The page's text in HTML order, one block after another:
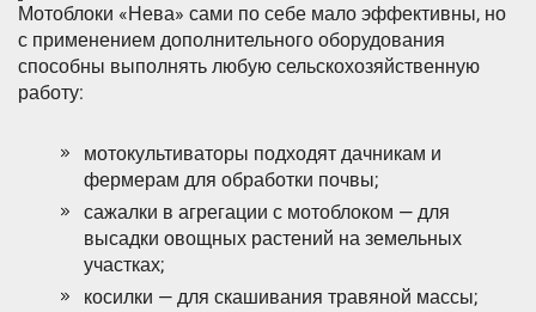
Мотоблоки «Нева» сами по себе мало эффективны, но
с применением дополнительного оборудования
способны выполнять любую сельскохозяйственную
работу:
мотокультиваторы подходят дачникам и
фермерам для обработки почвы;
сажалки в агрегации с мотоблоком — для
высадки овощных растений на земельных
участках;
косилки — для скашивания травяной массы;